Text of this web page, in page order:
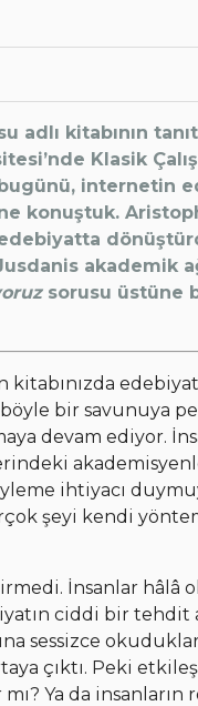
kitabının
Klasik
internetin
akademik
sorusu üstüne
kitabınızda
bir savunuya
devam ediyor.
ihtiyacı
şeyi kendi
İnsanlar hâlâ
ciddi bir tehdit
sessizce
çıktı. Peki
Ya da